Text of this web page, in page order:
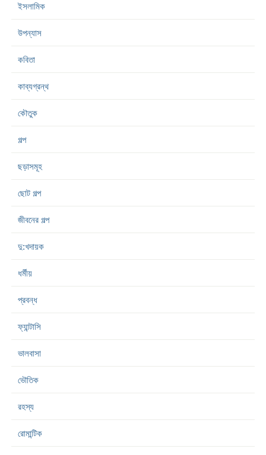
ইসলামিক
উপন্যাস
কবিতা
কাব্যগ্রন্থ
কৌতুক
গল্প
ছড়াসমূহ
ছোট গল্প
জীবনের গল্প
দু:খদায়ক
ধর্মীয়
প্রবন্ধ
ফ্যান্টাসি
ভালবাসা
ভৌতিক
রহস্য
রোমান্টিক